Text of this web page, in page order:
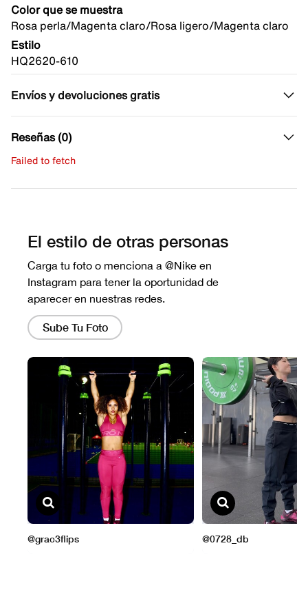
Color que se muestra
Rosa perla/Magenta claro/Rosa ligero/Magenta claro
Estilo
HQ2620-610
Envíos y devoluciones gratis
Reseñas (0)
Failed to fetch